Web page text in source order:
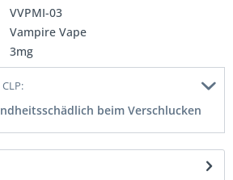
VVPMI-03
Vampire Vape
3mg
beim Verschlucken